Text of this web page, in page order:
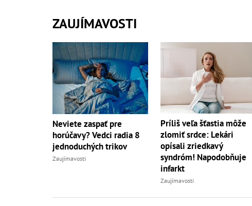
ZAUJÍMAVOSTI
Neviete zaspať pre
horúčavy? Vedci radia 8
jednoduchých trikov
Zaujímavosti
Príliš veľa šťastia môže
zlomiť srdce: Lekári
opísali zriedkavý
syndróm! Napodobňuje
infarkt
Zaujímavosti